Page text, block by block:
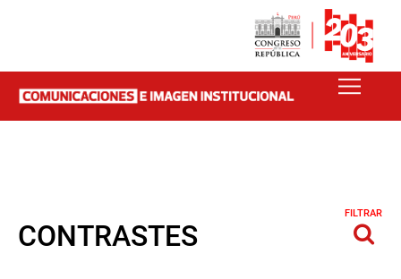
CONTRASTES
FILTRAR